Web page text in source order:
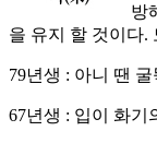
방
을 유지 할 것이다.
79년생 : 아니 땐
67년생 : 입이 화기